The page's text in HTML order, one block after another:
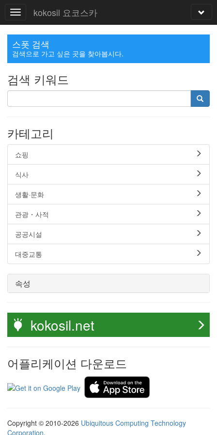
kokosil 요코스카
스폿 검색
검색으로 가고 싶은 곳을 찾아봅시다.
검색 키워드
카테고리
쇼핑
식사
생활·문화
관광・사적
공공시설
대중교통
속성
kokosil.net
어플리케이션 다운로드
Copyright © 2010-2026 Ubiquitous Computing Technology
Corporation.